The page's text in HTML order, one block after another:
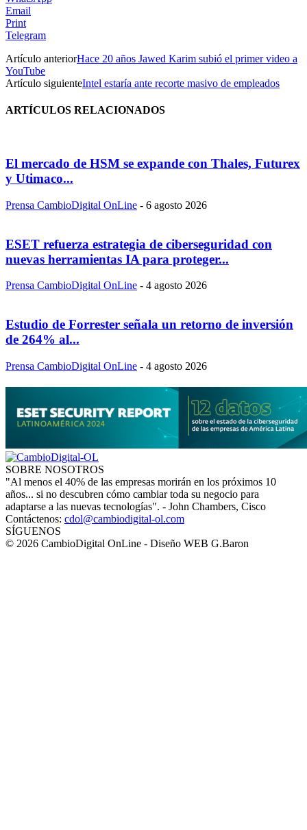
Email
Print
Telegram
Artículo anteriorHace 20 años Jawed Karim subió el primer video a
YouTube
Artículo siguienteIntel estaría ante recorte masivo de empleados
ARTÍCULOS RELACIONADOS
El mercado de HSM se expande con Thales, Futurex
y Utimaco...
Prensa CambioDigital OnLine - 6 agosto 2026
ESET refuerza estrategia de ciberseguridad con
nuevas herramientas IA para proteger...
Prensa CambioDigital OnLine - 4 agosto 2026
Estudio de Forrester señala un retorno de inversión
de 264% al...
Prensa CambioDigital OnLine - 4 agosto 2026
SOBRE NOSOTROS
"Al menos el 40% de las empresas morirán en los próximos 10
años... si no descubren cómo cambiar toda su negocio para
adaptarse a las nuevas tecnologías". - John Chambers, Cisco
Contáctenos: cdol@cambiodigital-ol.com
SÍGUENOS
© 2026 CambioDigital OnLine - Diseño WEB G.Baron